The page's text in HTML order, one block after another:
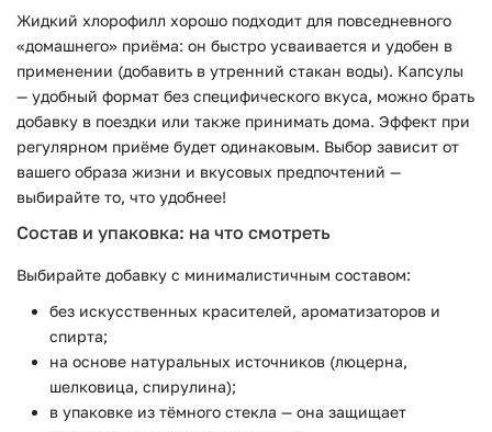
Жидкий хлорофилл хорошо подходит для повседневного
«домашнего» приёма: он быстро усваивается и удобен в
применении (добавить в утренний стакан воды). Капсулы
— удобный формат без специфического вкуса, можно брать
добавку в поездки или также принимать дома. Эффект при
регулярном приёме будет одинаковым. Выбор зависит от
вашего образа жизни и вкусовых предпочтений —
выбирайте то, что удобнее!
Состав и упаковка: на что смотреть
Выбирайте добавку с минималистичным составом:
без искусственных красителей, ароматизаторов и
спирта;
на основе натуральных источников (люцерна,
шелковица, спирулина);
в упаковке из тёмного стекла — она защищает